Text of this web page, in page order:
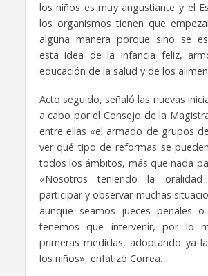
los niños es muy angustiante y el
los organismos tienen que
alguna manera porque sino se
esta idea de la infancia feliz,
educación de la salud y de los
Acto seguido, señaló las nuevas
a cabo por el Consejo de la
entre ellas «el armado de grupos
ver qué tipo de reformas se
todos los ámbitos, más que nada
«Nosotros teniendo la
participar y observar muchas
aunque seamos jueces penales o
tenemos que intervenir, por lo
primeras medidas, adoptando ya
los niños», enfatizó Correa.